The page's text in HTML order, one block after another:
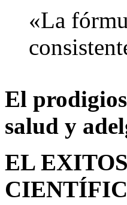
«La
El
salud y
EL